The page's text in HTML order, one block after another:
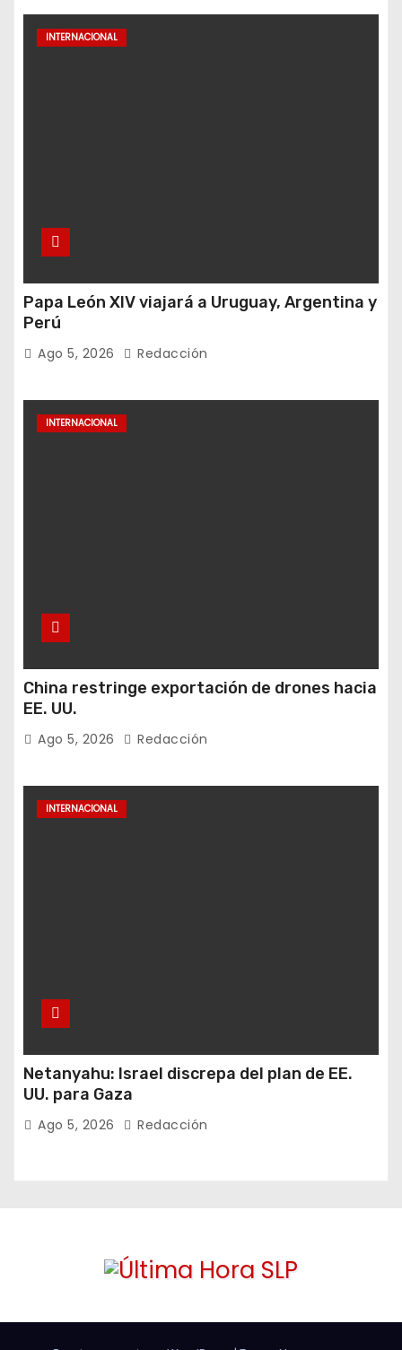
INTERNACIONAL
Papa León XIV viajará a Uruguay, Argentina y
Perú
Ago 5, 2026 Redacción
INTERNACIONAL
China restringe exportación de drones hacia
EE. UU.
Ago 5, 2026 Redacción
INTERNACIONAL
Netanyahu: Israel discrepa del plan de EE.
UU. para Gaza
Ago 5, 2026 Redacción